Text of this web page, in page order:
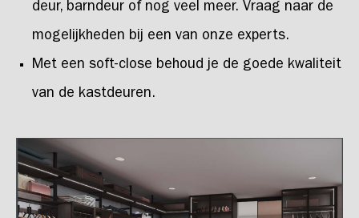
deur, barndeur of nog veel meer. Vraag naar de
mogelijkheden bij een van onze experts.
Met een soft-close behoud je de goede kwaliteit
van de kastdeuren.